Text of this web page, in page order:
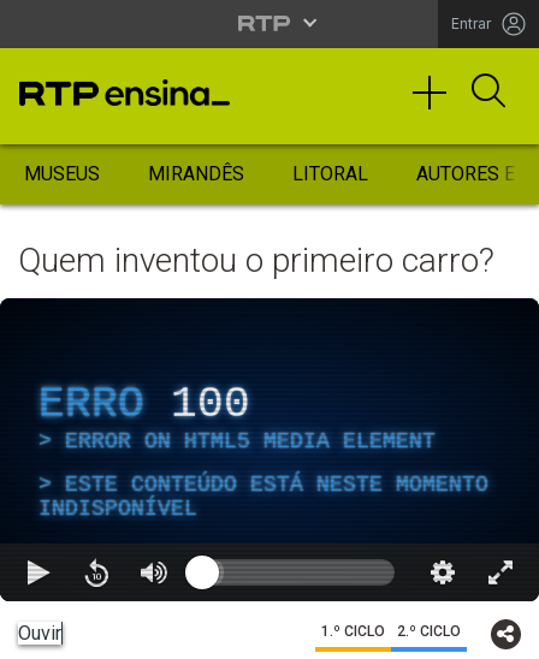
Entrar
MUSEUS MIRANDÊS LITORAL AUTORES
Quem inventou o primeiro carro?
ERRO 100
ERROR ON HTML5 MEDIA ELEMENT
ESTE CONTEÚDO ESTÁ NESTE MOMENTO
INDISPONÍVEL
Ouvir 1.º CICLO 2.º CICLO